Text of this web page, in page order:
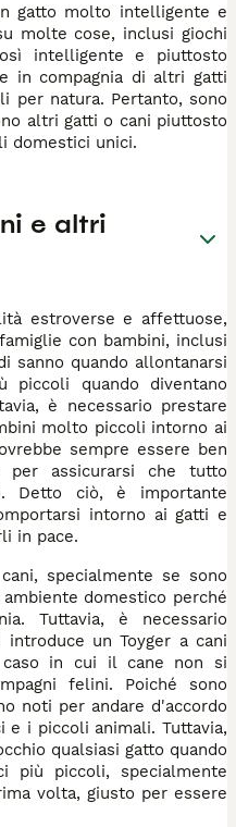
gatto molto intelligente e
molte cose, inclusi giochi
intelligente e piuttosto
in compagnia di altri gatti
per natura. Pertanto, sono
altri gatti o cani piuttosto
domestici unici.
e altri
estroverse e affettuose,
con bambini, inclusi
sanno quando allontanarsi
piccoli quando diventano
è necessario prestare
molto piccoli intorno ai
sempre essere ben
per assicurarsi che tutto
Detto ciò, è importante
intorno ai gatti e
in pace.
specialmente se sono
domestico perché
Tuttavia, è necessario
un Toyger a cani
caso in cui il cane non si
felini. Poiché sono
noti per andare d'accordo
e i piccoli animali. Tuttavia,
qualsiasi gatto quando
più piccoli, specialmente
volta, giusto per essere